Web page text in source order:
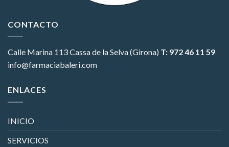
CONTACTO
Calle Marina 113Cassa de la Selva (Girona) T: 972 46 11 59
info@farmaciabaleri.com
ENLACES
INICIO
SERVICIOS